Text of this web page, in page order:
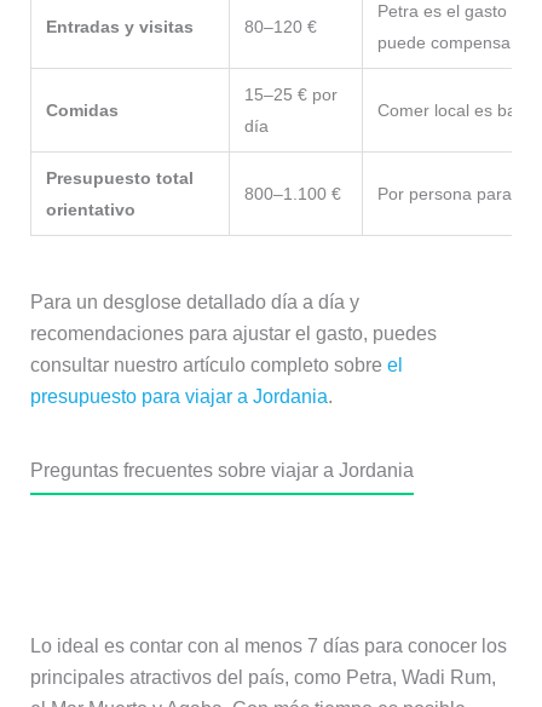
Entradas y visitas 80–120 €
Petra es el gasto
puede compensar.
Comidas
15–25 € por
día
Comer local es
Presupuesto total
orientativo
800–1.100 € Por persona para un
Para un desglose detallado día a día y
recomendaciones para ajustar el gasto, puedes
consultar nuestro artículo completo sobre el
presupuesto para viajar a Jordania.
Preguntas frecuentes sobre viajar a Jordania
Lo ideal es contar con al menos 7 días para conocer los
principales atractivos del país, como Petra, Wadi Rum,